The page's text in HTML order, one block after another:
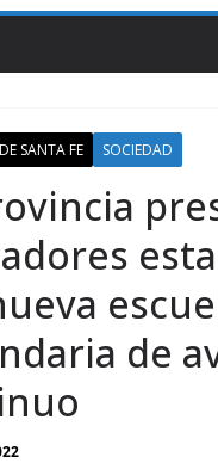
SANTA FE SOCIEDAD
de